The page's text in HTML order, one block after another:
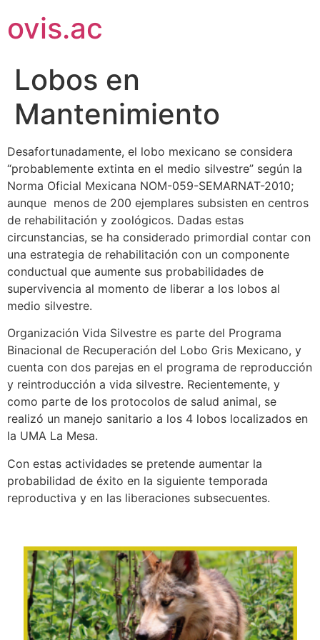
ovis.ac
Lobos en
Mantenimiento
Desafortunadamente, el lobo mexicano se considera
“probablemente extinta en el medio silvestre” según la
Norma Oficial Mexicana NOM-059-SEMARNAT-2010;
aunque menos de 200 ejemplares subsisten en centros
de rehabilitación y zoológicos. Dadas estas
circunstancias, se ha considerado primordial contar con
una estrategia de rehabilitación con un componente
conductual que aumente sus probabilidades de
supervivencia al momento de liberar a los lobos al
medio silvestre.
Organización Vida Silvestre es parte del Programa
Binacional de Recuperación del Lobo Gris Mexicano, y
cuenta con dos parejas en el programa de reproducción
y reintroducción a vida silvestre. Recientemente, y
como parte de los protocolos de salud animal, se
realizó un manejo sanitario a los 4 lobos localizados en
la UMA La Mesa.
Con estas actividades se pretende aumentar la
probabilidad de éxito en la siguiente temporada
reproductiva y en las liberaciones subsecuentes.